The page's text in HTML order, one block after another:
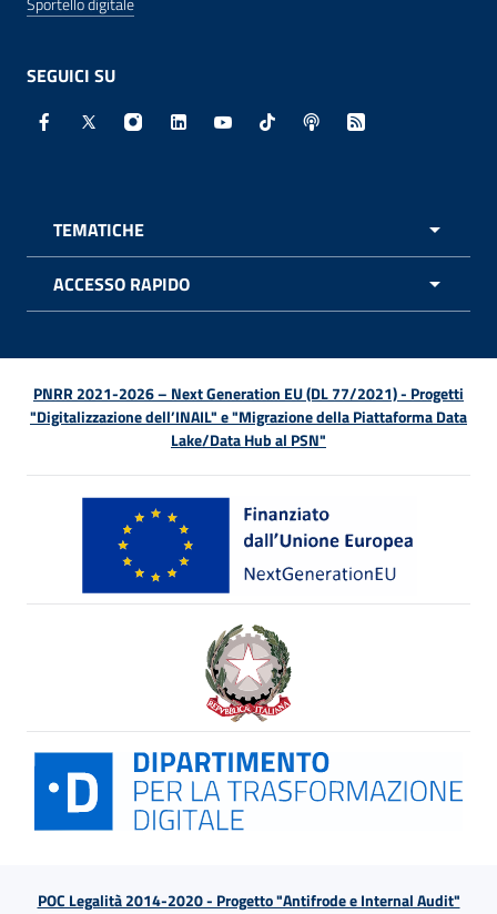
SEGUICI SU
Facebook - Sito esterno - Apertura in nuova finestra
X - Sito esterno - Apertura in nuova finestra
Instagram - Sito esterno - Apertura in
Linkedin - Sito esterno - Apertura in
Youtube - Sito esterno -
TikTok - Sito esterno -
Spreaker - Sito
Feed RSS -
TEMATICHE
ACCESSO RAPIDO
PNRR 2021-2026 – Next Generation EU (DL 77/2021) - Progetti
"Digitalizzazione dell’INAIL" e "Migrazione della Piattaforma Data
Lake/Data Hub al PSN"
POC Legalità 2014-2020 - Progetto "Antifrode e Internal Audit"